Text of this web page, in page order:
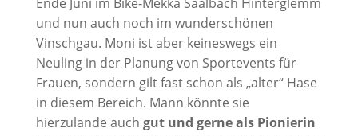
und nun auch noch im wunderschönen
Vinschgau. Moni ist aber keineswegs ein
Neuling in der Planung von Sportevents für
Frauen, sondern gilt fast schon als „alter“ Hase
in diesem Bereich. Mann könnte sie
hierzulande auch gut und gerne als Pionierin